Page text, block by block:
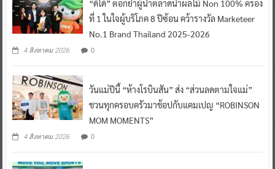
“ดีโด้” ตอกย้ำผู้นำตลาดน้ำผลไม้ Non 100% ครอง
ที่ 1 ในใจผู้บริโภค 8 ปีซ้อน คว้ารางวัล Marketeer
No.1 Brand Thailand 2025-2026
4 สิงหาคม 2026 0
วันแม่ปีนี้ “ห้างโรบินสัน” ส่ง “ส่วนลดตามใจแม่”
ชวนทุกครอบครัวมาช้อปกับแคมเปญ “ROBINSON
MOM MOMENTS”
4 สิงหาคม 2026 0